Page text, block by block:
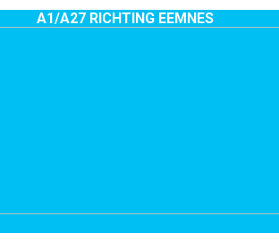
A1/A27 RICHTING EEMNES